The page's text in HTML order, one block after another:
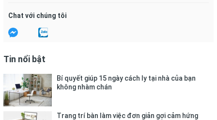
Chat với chúng tôi
Tin nổi bật
Bí quyết giúp 15 ngày cách ly tại nhà của bạn
không nhàm chán
Trang trí bàn làm việc đơn giản gợi cảm hứng